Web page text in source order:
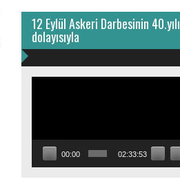
12 Eylül Askeri Darbesinin 40.yılı
dolayısıyla
00:00 02:33:53